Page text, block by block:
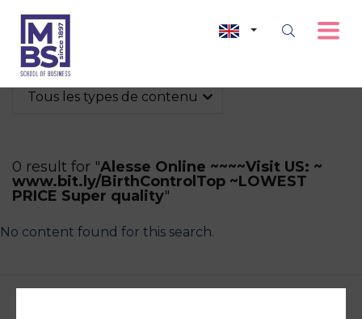
Tous les types de contenu
0 result for "Alesse Online ~~~~Visit US: ~
www.bit.ly/BirthControlTop ~LOWEST
PRICE Super quality"
No content found for this search.